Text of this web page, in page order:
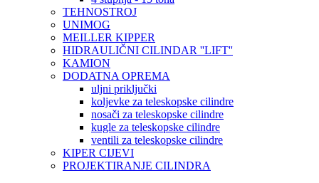
TEHNOSTROJ
UNIMOG
MEILLER KIPPER
HIDRAULIČNI CILINDAR ''LIFT''
KAMION
DODATNA OPREMA
uljni priključki
koljevke za teleskopske cilindre
nosači za teleskopske cilindre
kugle za teleskopske cilindre
ventili za teleskopske cilindre
KIPER CIJEVI
PROJEKTIRANJE CILINDRA